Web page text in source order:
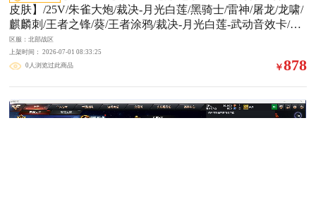
皮肤】/25V/朱雀大炮/裁决-月光白莲/黑骑士/雷神/屠龙/龙啸/
麒麟刺/王者之锋/葵/王者涂鸦/裁决-月光白莲-武动音效卡/麒
麟刺月光白莲武动工音效卡/雷神-神秘按键/火麒麟AG皮肤/
黑骑士S4冠军典藏/毁灭AG皮肤/裁决枪娘莱垃皮肤/白虎-沙
场霸主AG 皮肤/永久包赔
区服：北部战区
上架时间： 2026-07-01 08:33:25
0人浏览过此商品
￥878